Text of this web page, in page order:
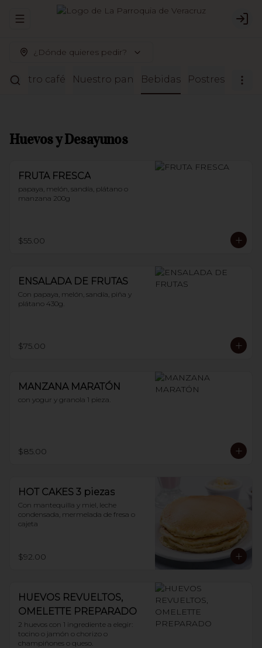
Abrir menu de navegación
¿Dónde quieres pedir?
Nuestro café Nuestro pan Bebidas Postres
Huevos y Desayunos
FRUTA FRESCA
papaya, melón, sandía, plátano o
manzana 200g
$55.00
ENSALADA DE FRUTAS
Con papaya, melón, sandía, piña y
plátano 430g.
$75.00
MANZANA MARATÓN
con yogur y granola 1 pieza.
$85.00
HOT CAKES 3 piezas
Con mantequilla y miel, leche
condensada, mermelada de fresa o
cajeta
$92.00
HUEVOS REVUELTOS,
OMELETTE PREPARADO
2 huevos con 1 ingrediente a elegir:
tocino o jamón o chorizo o
champiñones o queso.